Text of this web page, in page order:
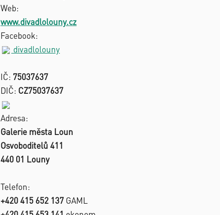
Web:
www.divadlolouny.cz
Facebook:
divadlolouny
IČ: 75037637
DIČ: CZ75037637
Adresa:
Galerie města Loun
Osvoboditelů 411
440 01 Louny
Telefon:
+420 415 652 137 GAML